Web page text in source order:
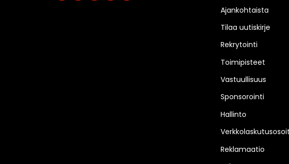
Ajankohtaista
Tilaa uutiskirje
Rekrytointi
Toimipisteet
Vastuullisuus
Sponsorointi
Hallinto
Reklamaatio